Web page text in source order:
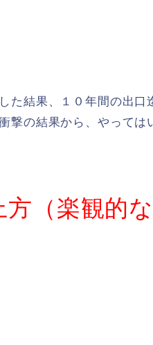
た結果、１０年間の出口
撃の結果から、やっては
方（楽観的